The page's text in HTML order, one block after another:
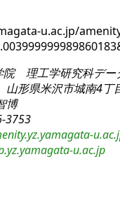
u.ac.jp/
院 理工学研究科デー
形県米沢市城南4丁
博
3753
u.ac.jp